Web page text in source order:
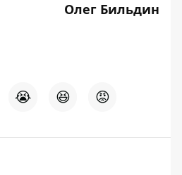
Олег Бильдин
😭 😆 😡